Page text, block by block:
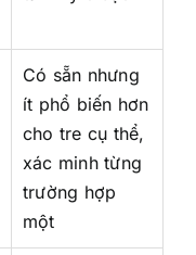
Có sẵn nhưng
ít phổ biến hơn
cho tre cụ thể,
xác minh từng
trường hợp
một